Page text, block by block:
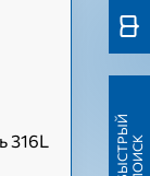
316L Б
Ы
С
ТР
Ы
Й
П
О
И
СК